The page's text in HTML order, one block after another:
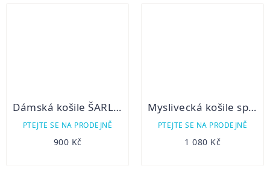
Dámská košile ŠARLOTA - dlouhý rukáv
PTEJTE SE NA PRODEJNĚ
900 Kč
Myslivecká košile společenská SVĚTLANA - dlouhý rukáv
PTEJTE SE NA PRODEJNĚ
1 080 Kč